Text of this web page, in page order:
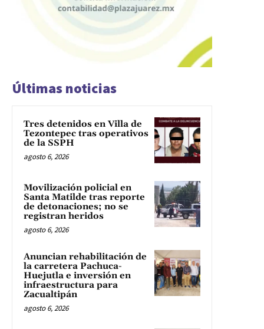
Últimas noticias
Tres detenidos en Villa de
Tezontepec tras operativos
de la SSPH
agosto 6, 2026
Movilización policial en
Santa Matilde tras reporte
de detonaciones; no se
registran heridos
agosto 6, 2026
Anuncian rehabilitación de
la carretera Pachuca-
Huejutla e inversión en
infraestructura para
Zacualtipán
agosto 6, 2026